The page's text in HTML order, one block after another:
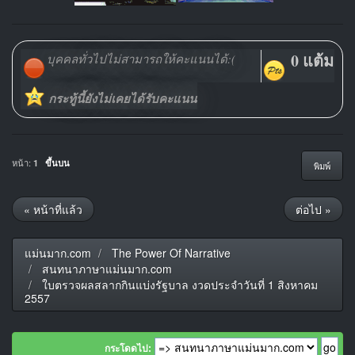
บุคคลทั่วไปไม่สามารถให้คะแนนได้:( 0 แต้ม
กระทู้นี้ยังไม่เคยได้รับคะแนน
พิมพ์
หน้า: 1 ขึ้นบน
« หน้าที่แล้ว ต่อไป »
แม่นมาก.com
The Power Of Narrative
สนทนาภาษาแม่นมาก.com
ใบตรวจผลสลากกินแบ่งรัฐบาล งวดประจำวันที่ 1 สิงหาคม
2557
กระโดดไป: